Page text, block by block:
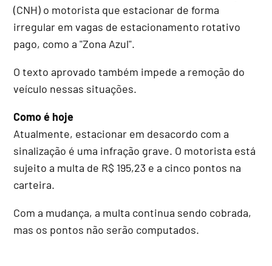
(CNH) o motorista que estacionar de forma
irregular em vagas de estacionamento rotativo
pago, como a "Zona Azul".
O texto aprovado também impede a remoção do
veículo nessas situações.
Como é hoje
Atualmente, estacionar em desacordo com a
sinalização é uma infração grave. O motorista está
sujeito a multa de R$ 195,23 e a cinco pontos na
carteira.
Com a mudança, a multa continua sendo cobrada,
mas os pontos não serão computados.